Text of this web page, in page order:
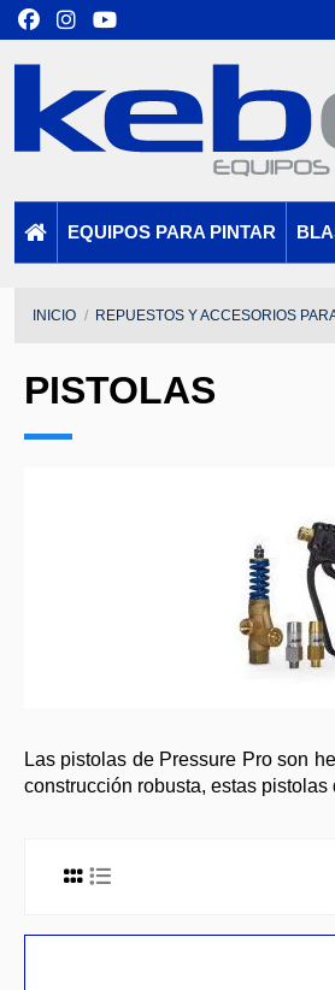
EQUIPOS PARA PINTAR
INICIO REPUESTOS Y ACCESORIOS
PISTOLAS
Las pistolas de Pressure Pro son
construcción robusta, estas